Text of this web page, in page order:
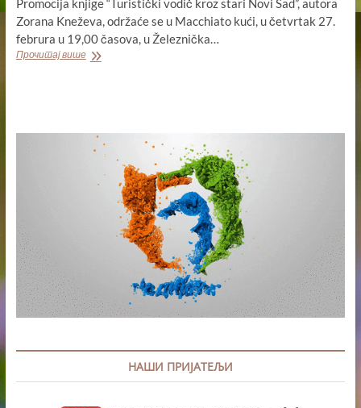
Promocija knjige “Turistički vodič kroz stari Novi Sad”, autora
Zorana Kneževa, održaće se u Macchiato kući, u četvrtak 27.
februra u 19,00 časova, u Železnička…
Прочитај вишеPROMOCIJA
NOVI
SAD”
НАШИ ПРИЈАТЕЉИ